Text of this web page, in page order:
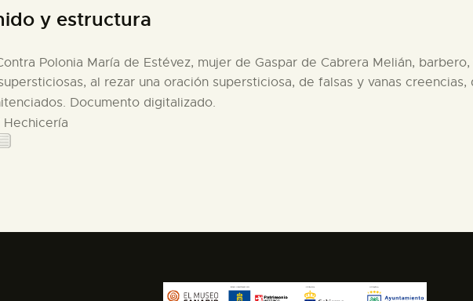
y estructura
Polonia María de Estévez, mujer de Gaspar de Cabrera Melián,
al rezar una oración supersticiosa, de falsas y vanas creencias,
Documento digitalizado.